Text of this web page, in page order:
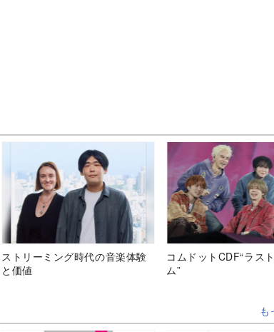
ストリーミング時代の音楽体験
と価値
コムドットCDF“ラス
ム”
も